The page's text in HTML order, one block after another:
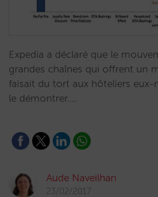
Expedia a déclaré que le
grandes chaînes qui offrent un
faisait du tort aux hôteliers eux-
le démontrer.…
Aude Naveilhan
23/02/2017